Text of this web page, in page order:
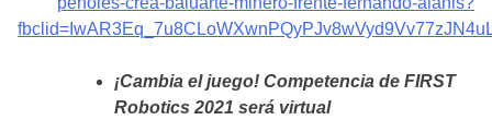
¡Cambia el juego! Competencia de FIRST
Robotics 2021 será virtual